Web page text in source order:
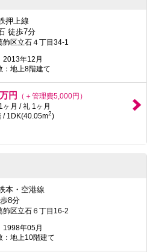
押上線
徒歩7分
飾区立石４丁目34-1
2013年12月
：地上8階建て
円
（＋管理費5,000円）
ヶ月 / 礼 1ヶ月
/ 1DK(40.05m2)
本・空港線
8分
飾区立石６丁目16-2
1998年05月
：地上10階建て